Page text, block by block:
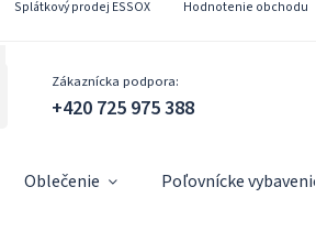
Splátkový prodej ESSOX Hodnotenie obchodu
Zákaznícka podpora:
+420 725 975 388
Oblečenie Poľovnícke vybavenie